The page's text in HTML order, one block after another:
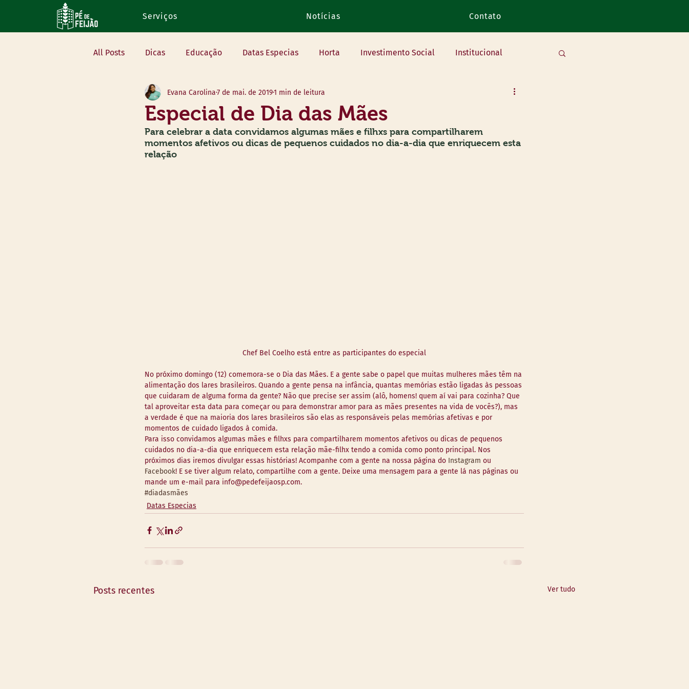
Serviços Notícias Contato
All Posts Dicas Educação Datas Especias Horta Investimento Social Institucional
Na mídia Eventos Voluntariado Oficinas
Especial de Dia das Mães
Evana Carolina7 de mai. de 20191 min de leitura
Para celebrar a data convidamos algumas mães e filhxs para compartilharem
momentos afetivos ou dicas de pequenos cuidados no dia-a-dia que enriquecem esta
relação
Chef Bel Coelho está entre as participantes do especial
No próximo domingo (12) comemora-se o Dia das Mães. E a gente sabe o papel que muitas mulheres mães têm na
alimentação dos lares brasileiros. Quando a gente pensa na infância, quantas memórias estão ligadas às pessoas
que cuidaram de alguma forma da gente? Não que precise ser assim (alô, homens! quem aí vai para cozinha? Que
tal aproveitar esta data para começar ou para demonstrar amor para as mães presentes na vida de vocês?), mas
a verdade é que na maioria dos lares brasileiros são elas as responsáveis pelas memórias afetivas e por
momentos de cuidado ligados à comida.
Para isso convidamos algumas mães e filhxs para compartilharem momentos afetivos ou dicas de pequenos
cuidados no dia-a-dia que enriquecem esta relação mãe-filhx tendo a comida como ponto principal. Nos
próximos dias iremos divulgar essas histórias! Acompanhe com a gente na nossa página do Instagram ou
Facebook! E se tiver algum relato, compartilhe com a gente. Deixe uma mensagem para a gente lá nas páginas ou
mande um e-mail para info@pedefeijaosp.com.
#diadasmães
Datas Especias
Posts recentes Ver tudo